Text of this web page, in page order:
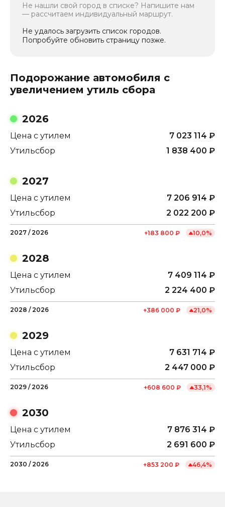
Не нашли свой город в списке? Напишите нам
— рассчитаем индивидуальный маршрут.
Не удалось загрузить список городов.
Попробуйте обновить страницу позже.
Подорожание автомобиля с
увеличением утиль сбора
2026
Цена с утилем 7 023 114 ₽
Утильсбор
1 838 400 ₽
2027
Цена с утилем 7 206 914 ₽
Утильсбор
2 022 200 ₽
2027 / 2026 +183 800 ₽ 10,0%
2028
Цена с утилем 7 409 114 ₽
Утильсбор
2 224 400 ₽
2028 / 2026 +386 000 ₽ 21,0%
2029
Цена с утилем 7 631 714 ₽
Утильсбор
2 447 000 ₽
2029 / 2026 +608 600 ₽ 33,1%
2030
Цена с утилем 7 876 314 ₽
Утильсбор
2 691 600 ₽
2030 / 2026 +853 200 ₽ 46,4%